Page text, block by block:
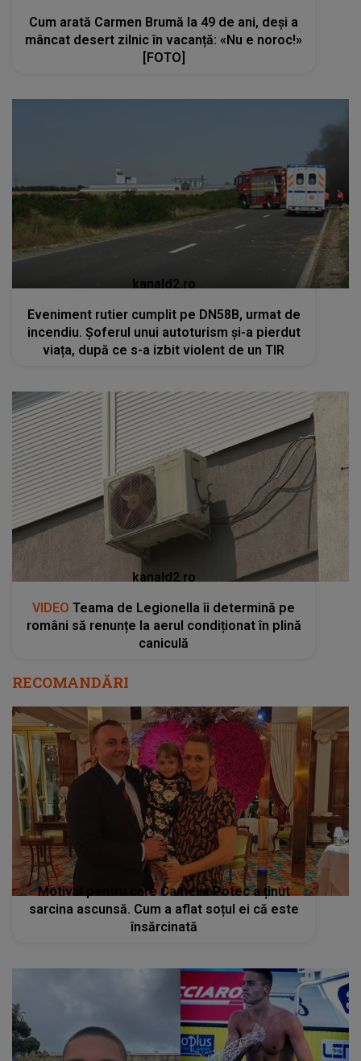
Cum arată Carmen Brumă la 49 de ani, deși a
mâncat desert zilnic în vacanță: «Nu e noroc!»
[FOTO]
kanald2.ro
Eveniment rutier cumplit pe DN58B, urmat de
incendiu. Șoferul unui autoturism și-a pierdut
viața, după ce s-a izbit violent de un TIR
kanald2.ro
VIDEO Teama de Legionella îi determină pe
români să renunțe la aerul condiționat în plină
caniculă
RECOMANDĂRI
Motivul pentru care Camelia Potec a ținut
sarcina ascunsă. Cum a aflat soțul ei că este
însărcinată